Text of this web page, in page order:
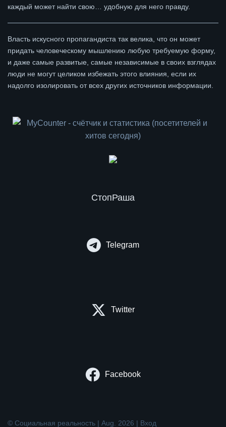
каждый может найти свою… удобную для него правду.
Власть искусного пропагандиста так велика, что он может
придать человеческому мышлению любую требуемую форму,
и даже самые развитые, самые независимые в своих взглядах
люди не могут целиком избежать этого влияния, если их
надолго изолировать от всех других источников информации.
СтопРаша
Telegram
Twitter
Facebook
© Социальная реальность | Aug. 2026 | Вход